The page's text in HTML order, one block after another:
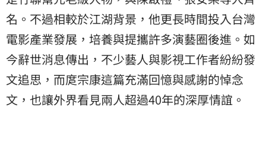
名。不過相較於江湖背景，他更長時間投入台灣
電影產業發展，培養與提攜許多演藝圈後進。如
今辭世消息傳出，不少藝人與影視工作者紛紛發
文追思，而庹宗康這篇充滿回憶與感謝的悼念
文，也讓外界看見兩人超過40年的深厚情誼。